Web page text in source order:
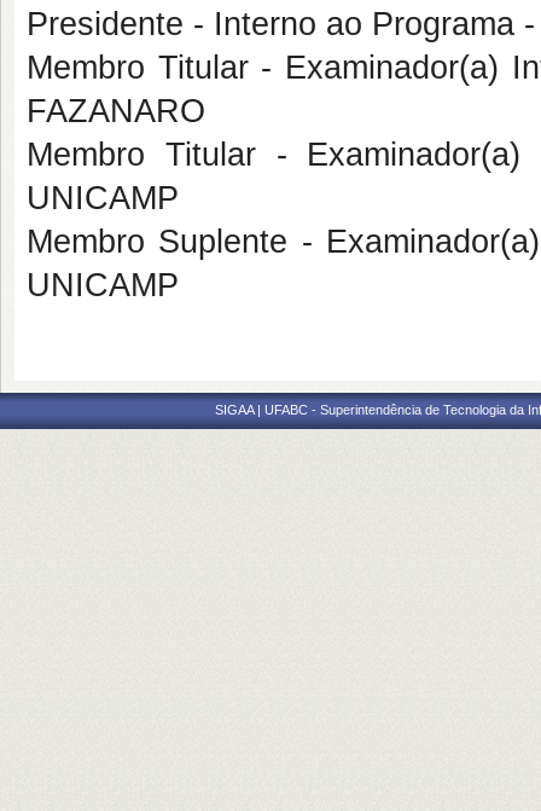
Presidente - Interno ao Programa
Membro Titular - Examinador(a)
FAZANARO
Membro Titular -
UNICAMP
Membro Suplente -
UNICAMP
SIGAA | UFABC - Superintendência de Tecnologia da